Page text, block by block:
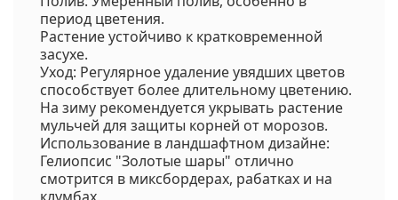
период цветения.
Растение устойчиво к кратковременной
засухе.
Уход: Регулярное удаление увядших цветов
способствует более длительному цветению.
На зиму рекомендуется укрывать растение
мульчей для защиты корней от морозов.
Использование в ландшафтном дизайне:
Гелиопсис "Золотые шары" отлично
смотрится в миксбордерах, рабатках и на
клумбах.